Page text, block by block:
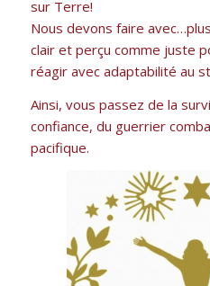
sur Terre!
Nous devons faire
clair et perçu comme juste
réagir avec adaptabilité au
Ainsi, vous passez de la
confiance, du guerrier
pacifique.